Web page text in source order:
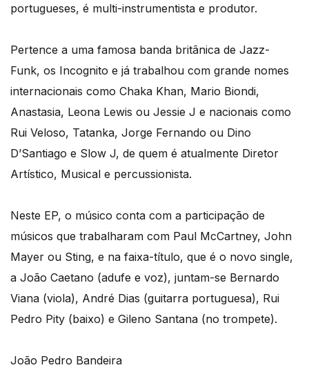
portugueses, é multi-instrumentista e produtor.
Pertence a uma famosa banda britânica de Jazz-
Funk, os Incognito e já trabalhou com grande nomes
internacionais como Chaka Khan, Mario Biondi,
Anastasia, Leona Lewis ou Jessie J e nacionais como
Rui Veloso, Tatanka, Jorge Fernando ou Dino
D’Santiago e Slow J, de quem é atualmente Diretor
Artístico, Musical e percussionista.
Neste EP, o músico conta com a participação de
músicos que trabalharam com Paul McCartney, John
Mayer ou Sting, e na faixa-título, que é o novo single,
a João Caetano (adufe e voz), juntam-se Bernardo
Viana (viola), André Dias (guitarra portuguesa), Rui
Pedro Pity (baixo) e Gileno Santana (no trompete).
João Pedro Bandeira